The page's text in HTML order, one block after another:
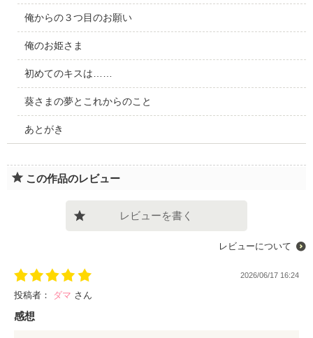
俺からの３つ目のお願い
俺のお姫さま
初めてのキスは……
葵さまの夢とこれからのこと
あとがき
この作品のレビュー
レビューを書く
レビューについて
2026/06/17 16:24
投稿者： ダマ さん
感想